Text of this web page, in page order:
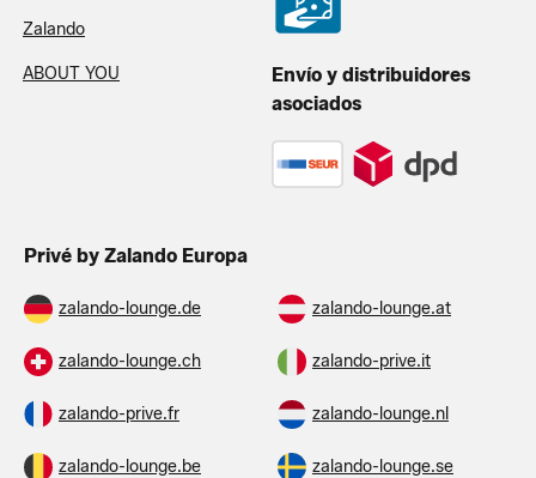
Zalando
ABOUT YOU
Envío y distribuidores
asociados
Privé by Zalando Europa
zalando-lounge.de zalando-lounge.at
zalando-lounge.ch zalando-prive.it
zalando-prive.fr zalando-lounge.nl
zalando-lounge.be zalando-lounge.se